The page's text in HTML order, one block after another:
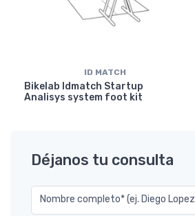
ID MATCH
Bikelab Idmatch Startup
Analisys system foot kit
Déjanos tu consulta
Nombre completo* (ej. Diego